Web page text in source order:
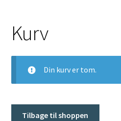
Logperiodisk antenne
Artel
Kurv
Din kurv er tom.
Tilbage til shoppen